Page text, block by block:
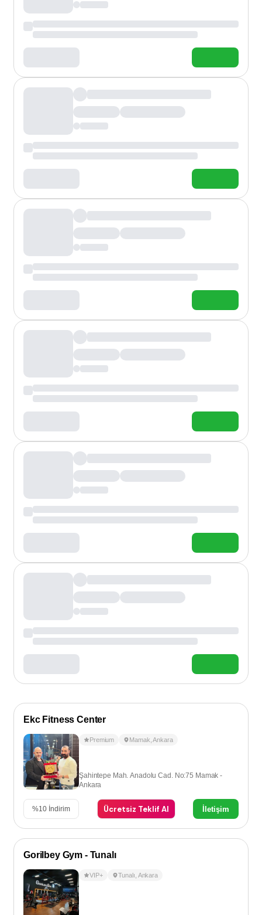
Ekc Fitness Center
Premium Mamak ,Ankara
Şahintepe Mah. Anadolu Cad. No:75 Mamak -
Ankara
%10 İndirim Ücretsiz Teklif Al İletişim
Gorilbey Gym - Tunalı
VIP+ Tunalı Ankara